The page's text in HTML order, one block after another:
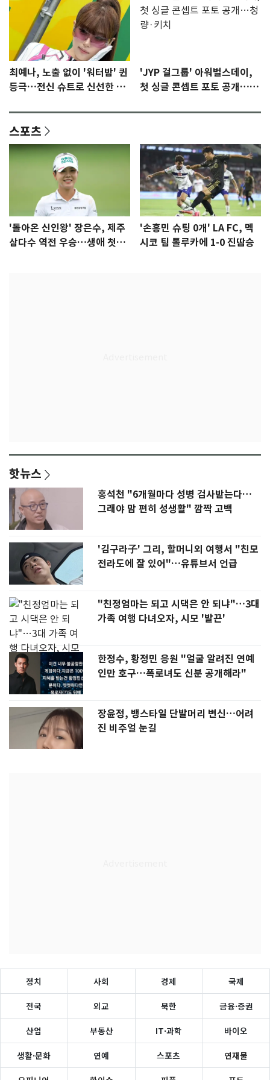
최예나, 노출 없이 '워터밤' 퀸
등극…전신 슈트로 신선한 충
'JYP 걸그룹' 아워벌스데이,
첫 싱글 콘셉트 포토 공개…청
스포츠
'돌아온 신인왕' 장은수, 제주
삼다수 역전 우승…생애 첫승
'손흥민 슈팅 0개' LA FC, 멕
시코 팀 톨루카에 1-0 진땀승
핫뉴스
홍석천 "6개월마다 성병 검사받는다…
그래야 맘 편히 성생활" 깜짝 고백
'김구라子' 그리, 할머니외 여행서 "친모
전라도에 잘 있어"…유튜브서 언급
"친정엄마는 되고 시댁은 안 되냐"…3대
가족 여행 다녀오자, 시모 '발끈'
한정수, 황정민 응원 "얼굴 알려진 연예
인만 호구…폭로녀도 신분 공개해라"
장윤정, 뱅스타일 단발머리 변신…어려
진 비주얼 눈길
정치 사회 경제 국제
전국 외교 북한 금융·증권
산업 부동산 IT·과학 바이오
생활·문화 연예 스포츠 연재물